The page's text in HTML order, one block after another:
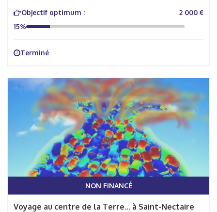
Objectif optimum :
2 000 €
15%
Terminé
NON FINANCÉ
Voyage au centre de la Terre... à Saint-Nectaire